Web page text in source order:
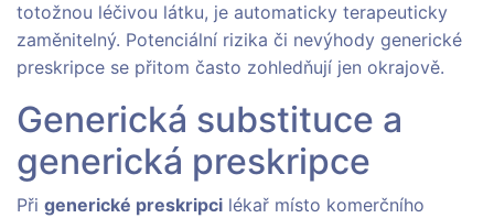
totožnou léčivou látku, je automaticky terapeuticky
zaměnitelný. Potenciální rizika či nevýhody generické
preskripce se přitom často zohledňují jen okrajově.
Generická substituce a
generická preskripce
Při generické preskripci lékař místo komerčního